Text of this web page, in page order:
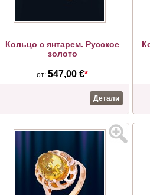
Кольцо с янтарем. Русское
золото
от:547,00 €*
Детали